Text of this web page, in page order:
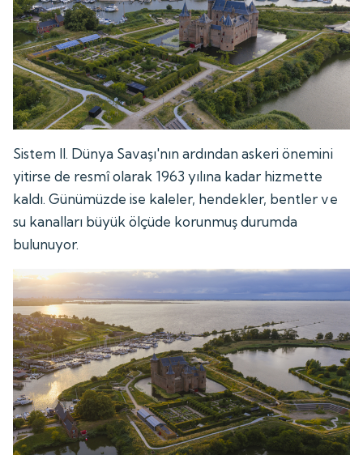
Sistem II. Dünya Savaşı'nın ardından askeri önemini
yitirse de resmî olarak 1963 yılına kadar hizmette
kaldı. Günümüzde ise kaleler, hendekler, bentler ve
su kanalları büyük ölçüde korunmuş durumda
bulunuyor.